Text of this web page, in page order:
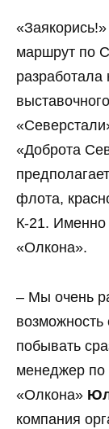
«Заякорись!»
маршрут по
разработала
«Доброта
флота,
К-21. Именно
«Олкона».
– Мы очень
возможность
побывать
менеджер по
«Олкона»
компания